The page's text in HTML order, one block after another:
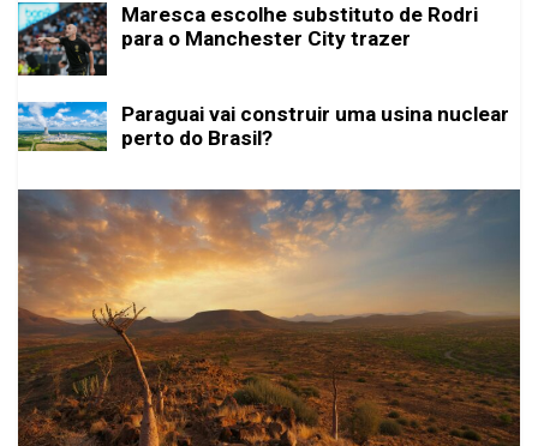
Maresca escolhe substituto de Rodri
para o Manchester City trazer
Paraguai vai construir uma usina nuclear
perto do Brasil?